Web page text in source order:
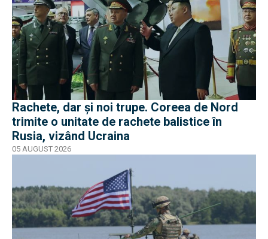
Rachete, dar și noi trupe. Coreea de Nord
trimite o unitate de rachete balistice în
Rusia, vizând Ucraina
05 AUGUST 2026